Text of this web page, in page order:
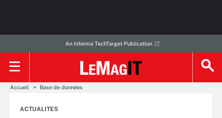
An Informa TechTarget Publication
Accueil Base de données
ACTUALITES